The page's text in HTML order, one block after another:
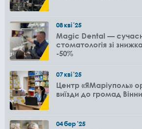
08кві'25
Magic Dental —
стоматологія зі
-50%
07кві'25
Центр «ЯМаріуполь»
виїзди до громад
04бер'25